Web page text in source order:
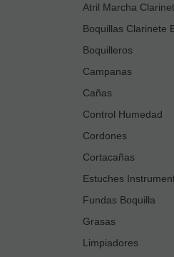
Atril Marcha
Boquillas Clarinete
Boquilleros
Campanas
Cañas
Control Humedad
Cordones
Cortacañas
Estuches
Fundas Boquilla
Grasas
Limpiadores